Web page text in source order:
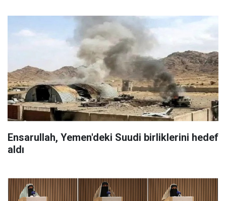
Ensarullah, Yemen'deki Suudi birliklerini hedef
aldı